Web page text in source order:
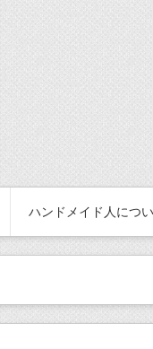
ハンドメイド人につ